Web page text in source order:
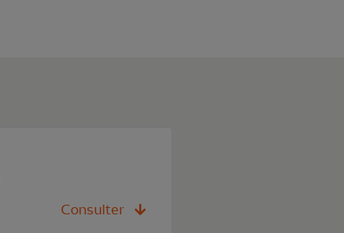
Consulter